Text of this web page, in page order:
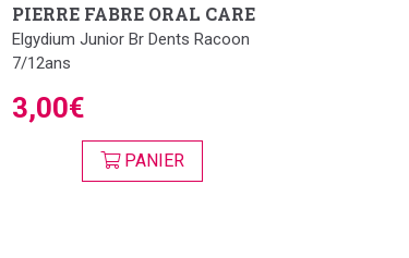
PIERRE FABRE ORAL CARE
Elgydium Junior Br Dents Racoon
7/12ans
3,00€
PANIER